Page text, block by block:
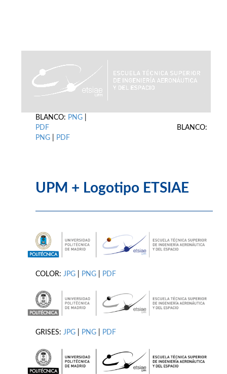
BLANCO: PNG
PDF BLANCO:
PNG
PDF
UPM + Logotipo ETSIAE
COLOR: JPG PNG PDF
GRISES: JPG PNG PDF